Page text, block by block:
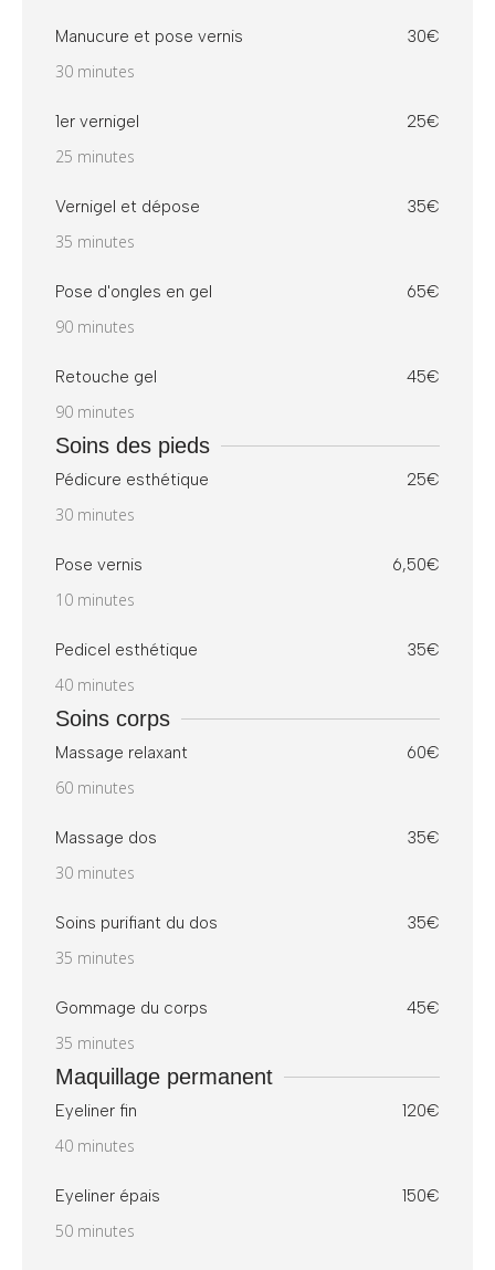
Manucure et pose vernis 30€
30 minutes
1er vernigel 25€
25 minutes
Vernigel et dépose 35€
35 minutes
Pose d'ongles en gel 65€
90 minutes
Retouche gel 45€
90 minutes
Soins des pieds
Pédicure esthétique 25€
30 minutes
Pose vernis 6,50€
10 minutes
Pedicel esthétique 35€
40 minutes
Soins corps
Massage relaxant 60€
60 minutes
Massage dos 35€
30 minutes
Soins purifiant du dos 35€
35 minutes
Gommage du corps 45€
35 minutes
Maquillage permanent
Eyeliner fin 120€
40 minutes
Eyeliner épais 150€
50 minutes